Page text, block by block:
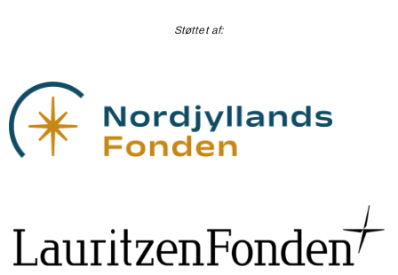
Støttet af: